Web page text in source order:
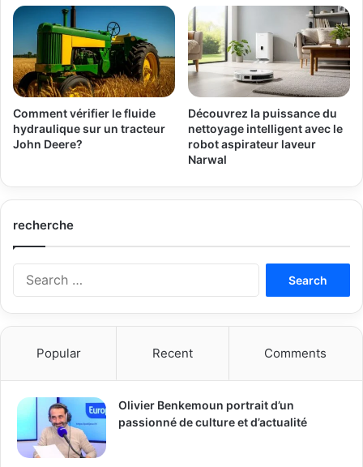
Comment vérifier le fluide
hydraulique sur un tracteur
John Deere?
Découvrez la puissance du
nettoyage intelligent avec le
robot aspirateur laveur
Narwal
recherche
Popular Recent Comments
Olivier Benkemoun portrait d’un
passionné de culture et d’actualité